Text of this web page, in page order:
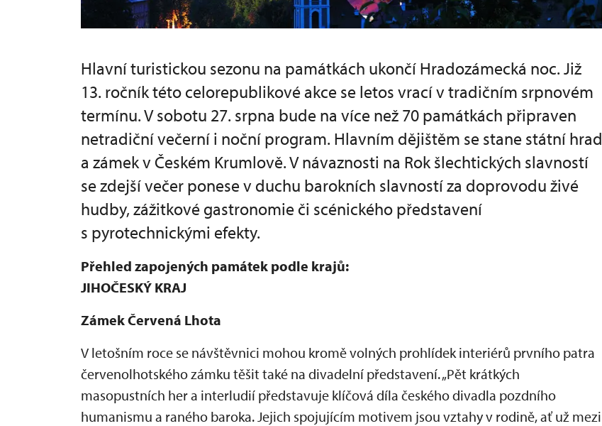
Hlavní turistickou sezonu na památkách ukončí Hradozámecká noc. Již
13. ročník této celorepublikové akce se letos vrací v tradičním srpnovém
termínu. V sobotu 27. srpna bude na více než 70 památkách připraven
netradiční večerní i noční program. Hlavním dějištěm se stane státní hrad
a zámek v Českém Krumlově. V návaznosti na Rok šlechtických slavností
se zdejší večer ponese v duchu barokních slavností za doprovodu živé
hudby, zážitkové gastronomie či scénického představení
s pyrotechnickými efekty.
Přehled zapojených památek podle krajů:
JIHOČESKÝ KRAJ
Zámek Červená Lhota
V letošním roce se návštěvnici mohou kromě volných prohlídek interiérů prvního patra
červenolhotského zámku těšit také na divadelní představení. „Pět krátkých
masopustních her a interludií představuje klíčová díla českého divadla pozdního
humanismu a raného baroka. Jejich spojujícím motivem jsou vztahy v rodině, ať už mezi